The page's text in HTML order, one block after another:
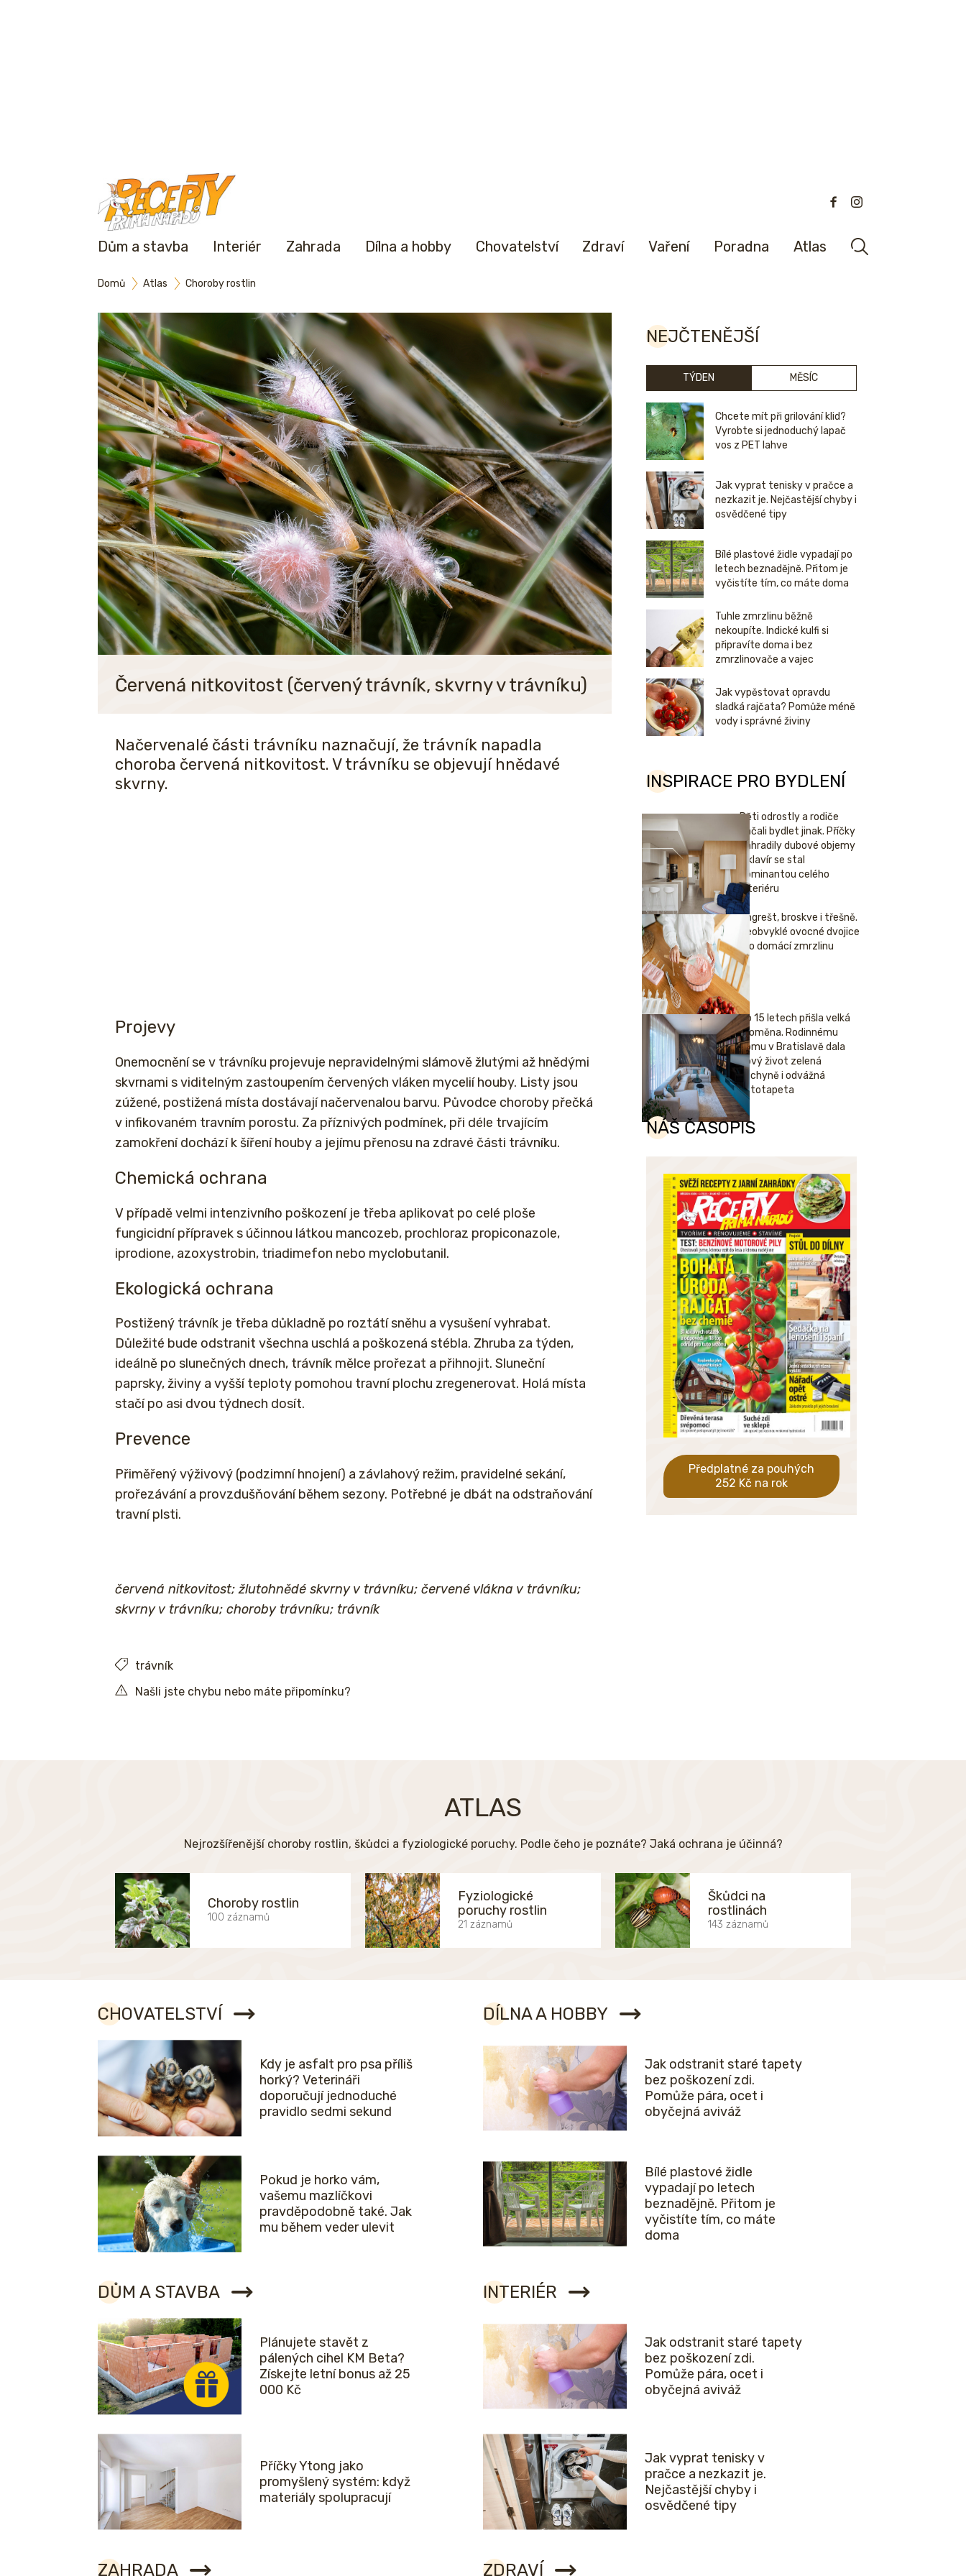
Dům a stavba Interiér Zahrada Dílna a hobby Chovatelství Zdraví Vaření Poradna Atlas
Domů Atlas Choroby rostlin
Červená nitkovitost (červený trávník, skvrny v trávníku)
Načervenalé části trávníku naznačují, že trávník napadla
choroba červená nitkovitost. V trávníku se objevují hnědavé
skvrny.
Projevy
Onemocnění se v trávníku projevuje nepravidelnými slámově žlutými až hnědými
skvrnami s viditelným zastoupením červených vláken mycelií houby. Listy jsou
zúžené, postižená místa dostávají načervenalou barvu. Původce choroby přečká
v infikovaném travním porostu. Za příznivých podmínek, při déle trvajícím
zamokření dochází k šíření houby a jejímu přenosu na zdravé části trávníku.
Chemická ochrana
V případě velmi intenzivního poškození je třeba aplikovat po celé ploše
fungicidní přípravek s účinnou látkou mancozeb, prochloraz propiconazole,
iprodione, azoxystrobin, triadimefon nebo myclobutanil.
Ekologická ochrana
Postižený trávník je třeba důkladně po roztátí sněhu a vysušení vyhrabat.
Důležité bude odstranit všechna uschlá a poškozená stébla. Zhruba za týden,
ideálně po slunečných dnech, trávník mělce prořezat a přihnojit. Sluneční
paprsky, živiny a vyšší teploty pomohou travní plochu zregenerovat. Holá místa
stačí po asi dvou týdnech dosít.
Prevence
Přiměřený výživový (podzimní hnojení) a závlahový režim, pravidelné sekání,
prořezávání a provzdušňování během sezony. Potřebné je dbát na odstraňování
travní plsti.
červená nitkovitost; žlutohnědé skvrny v trávníku; červené vlákna v trávníku;
skvrny v trávníku; choroby trávníku; trávník
trávník
Našli jste chybu nebo máte připomínku?
NEJČTENĚJŠÍ
TÝDEN MĚSÍC
Chcete mít při grilování klid?
Vyrobte si jednoduchý lapač
vos z PET lahve
Jak vyprat tenisky v pračce a
nezkazit je. Nejčastější chyby i
osvědčené tipy
Bílé plastové židle vypadají po
letech beznadějně. Přitom je
vyčistíte tím, co máte doma
Tuhle zmrzlinu běžně
nekoupíte. Indické kulfi si
připravíte doma i bez
zmrzlinovače a vajec
Jak vypěstovat opravdu
sladká rajčata? Pomůže méně
vody i správné živiny
INSPIRACE PRO BYDLENÍ
Děti odrostly a rodiče
začali bydlet jinak. Příčky
nahradily dubové objemy
a klavír se stal
dominantou celého
interiéru
Angrešt, broskve i třešně.
Neobvyklé ovocné dvojice
pro domácí zmrzlinu
Po 15 letech přišla velká
proměna. Rodinnému
domu v Bratislavě dala
nový život zelená
kuchyně i odvážná
fototapeta
NÁŠ ČASOPIS
Předplatné za pouhých
252 Kč na rok
ATLAS
Nejrozšířenější choroby rostlin, škůdci a fyziologické poruchy. Podle čeho je poznáte? Jaká ochrana je účinná?
Choroby rostlin
100 záznamů
Fyziologické
poruchy rostlin
21 záznamů
Škůdci na
rostlinách
143 záznamů
CHOVATELSTVÍ
Kdy je asfalt pro psa příliš
horký? Veterináři
doporučují jednoduché
pravidlo sedmi sekund
Pokud je horko vám,
vašemu mazlíčkovi
pravděpodobně také. Jak
mu během veder ulevit
DÍLNA A HOBBY
Jak odstranit staré tapety
bez poškození zdi.
Pomůže pára, ocet i
obyčejná aviváž
Bílé plastové židle
vypadají po letech
beznadějně. Přitom je
vyčistíte tím, co máte
doma
DŮM A STAVBA
Plánujete stavět z
pálených cihel KM Beta?
Získejte letní bonus až 25
000 Kč
Příčky Ytong jako
promyšlený systém: když
materiály spolupracují
INTERIÉR
Jak odstranit staré tapety
bez poškození zdi.
Pomůže pára, ocet i
obyčejná aviváž
Jak vyprat tenisky v
pračce a nezkazit je.
Nejčastější chyby i
osvědčené tipy
ZAHRADA ZDRAVÍ